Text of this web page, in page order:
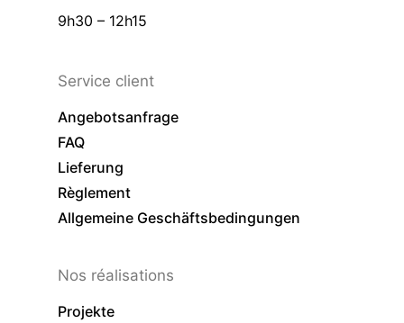
9h30 – 12h15
Service client
Angebotsanfrage
FAQ
Lieferung
Règlement
Allgemeine Geschäftsbedingungen
Nos réalisations
Projekte